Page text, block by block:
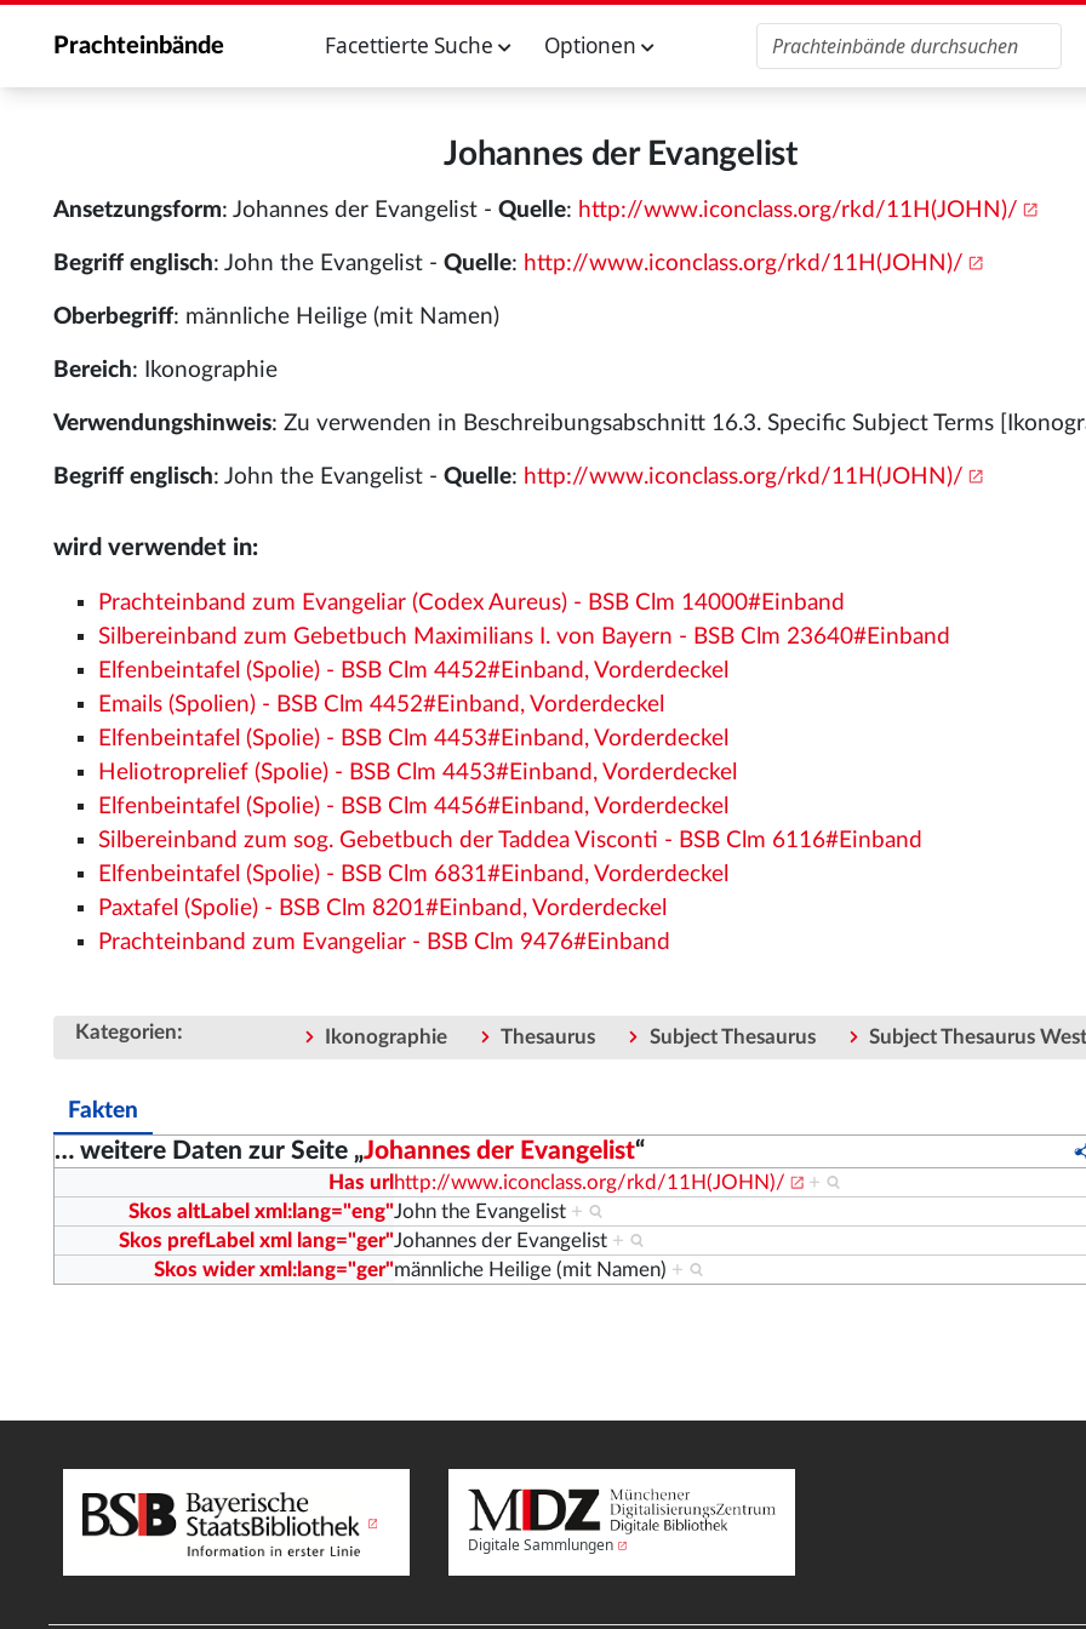
Prachteinbände Facettierte Suche Optionen
Johannes der Evangelist
Ansetzungsform: Johannes der Evangelist - Quelle: http://www.iconclass.org/rkd/11H(JOHN)/
Begriff englisch: John the Evangelist - Quelle: http://www.iconclass.org/rkd/11H(JOHN)/
Oberbegriff: männliche Heilige (mit Namen)
Bereich: Ikonographie
Verwendungshinweis: Zu verwenden in Beschreibungsabschnitt 16.3. Specific Subject Terms
Begriff englisch: John the Evangelist - Quelle: http://www.iconclass.org/rkd/11H(JOHN)/
wird verwendet in:
Prachteinband zum Evangeliar (Codex Aureus) - BSB Clm 14000#Einband
Silbereinband zum Gebetbuch Maximilians I. von Bayern - BSB Clm 23640#Einband
Elfenbeintafel (Spolie) - BSB Clm 4452#Einband, Vorderdeckel
Emails (Spolien) - BSB Clm 4452#Einband, Vorderdeckel
Elfenbeintafel (Spolie) - BSB Clm 4453#Einband, Vorderdeckel
Heliotroprelief (Spolie) - BSB Clm 4453#Einband, Vorderdeckel
Elfenbeintafel (Spolie) - BSB Clm 4456#Einband, Vorderdeckel
Silbereinband zum sog. Gebetbuch der Taddea Visconti - BSB Clm 6116#Einband
Elfenbeintafel (Spolie) - BSB Clm 6831#Einband, Vorderdeckel
Paxtafel (Spolie) - BSB Clm 8201#Einband, Vorderdeckel
Prachteinband zum Evangeliar - BSB Clm 9476#Einband
Kategorien: Ikonographie Thesaurus Subject Thesaurus Subject Thesaurus
Fakten
… weitere Daten zur Seite „Johannes der Evangelist“
Has url http://www.iconclass.org/rkd/11H(JOHN)/
+
Skos altLabel xml:lang="eng"John the Evangelist +
Skos prefLabel xml lang="ger"Johannes der Evangelist +
Skos wider xml:lang="ger"männliche Heilige (mit Namen) +
Digitale Sammlungen